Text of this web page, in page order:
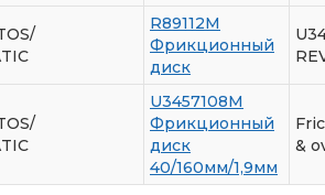
R89112M
Фрикционный
диск
U3457108M
Фрикционный
диск
40/160мм/1,9мм
&